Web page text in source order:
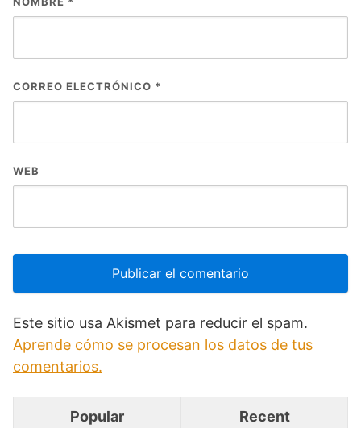
CORREO ELECTRÓNICO *
WEB
Este sitio usa Akismet para reducir el spam.
Aprende cómo se procesan los datos de tus
comentarios.
Popular Recent